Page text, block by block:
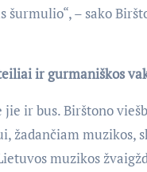
– sako
ir gurmaniškos
ir bus. Birštono
muzikos,
muzikos